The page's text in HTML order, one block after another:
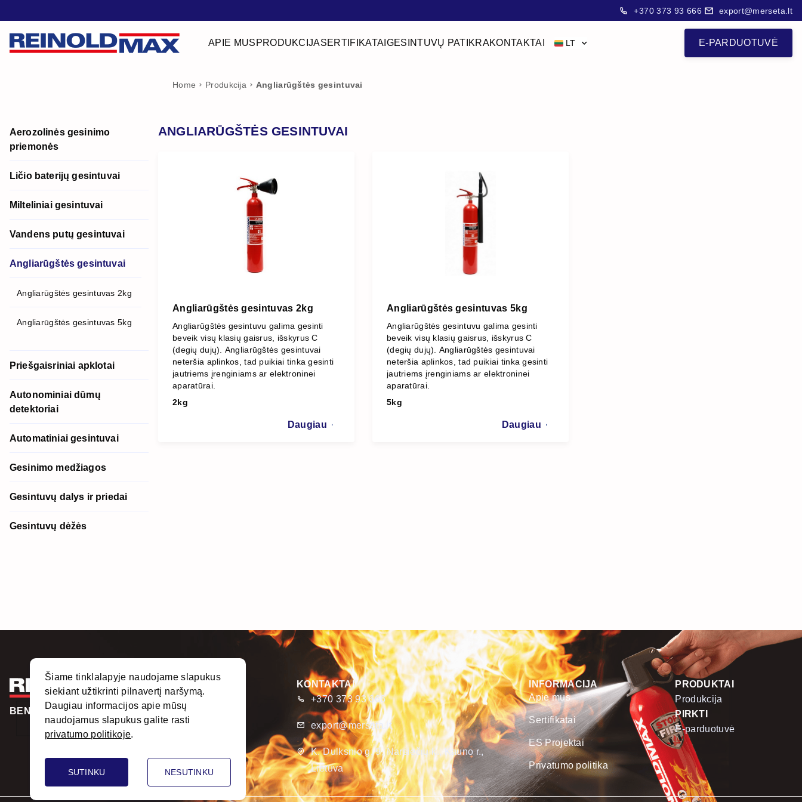
+370 373 93 666 export@merseta.lt
APIE MUS PRODUKCIJASERTIFIKATAI GESINTUVŲ PATIKRAKONTAKTAI LT E-PARDUOTUVĖ
Home Produkcija Angliarūgštės gesintuvai
Aerozolinės gesinimo
priemonės
Ličio baterijų gesintuvai
Milteliniai gesintuvai
Vandens putų gesintuvai
Angliarūgštės gesintuvai
Angliarūgštės gesintuvas 2kg
Angliarūgštės gesintuvas 5kg
Priešgaisriniai apklotai
Autonominiai dūmų
detektoriai
Automatiniai gesintuvai
Gesinimo medžiagos
Gesintuvų dalys ir priedai
Gesintuvų dėžės
ANGLIARŪGŠTĖS GESINTUVAI
Angliarūgštės gesintuvas 2kg
Angliarūgštės gesintuvu galima gesinti
beveik visų klasių gaisrus, išskyrus C
(degių dujų). Angliarūgštės gesintuvai
neteršia aplinkos, tad puikiai tinka gesinti
jautriems įrenginiams ar elektroninei
aparatūrai.
2kg
Daugiau
Angliarūgštės gesintuvas 5kg
Angliarūgštės gesintuvu galima gesinti
beveik visų klasių gaisrus, išskyrus C
(degių dujų). Angliarūgštės gesintuvai
neteršia aplinkos, tad puikiai tinka gesinti
jautriems įrenginiams ar elektroninei
aparatūrai.
5kg
Daugiau
BENDRAUKIME
KONTAKTAI
+370 373 93 666
export@merseta.lt
K. Dulksnio g. 9, Narsiečių k., Kauno r.,
Lietuva
INFORMACIJA
Apie mus
Sertifikatai
ES Projektai
Privatumo politika
PRODUKTAI
Produkcija
PIRKTI
E-parduotuvė
Šiame tinklalapyje naudojame slapukus
siekiant užtikrinti pilnavertį naršymą.
Daugiau informacijos apie mūsų
naudojamus slapukus galite rasti
privatumo politikoje.
SUTINKU NESUTINKU